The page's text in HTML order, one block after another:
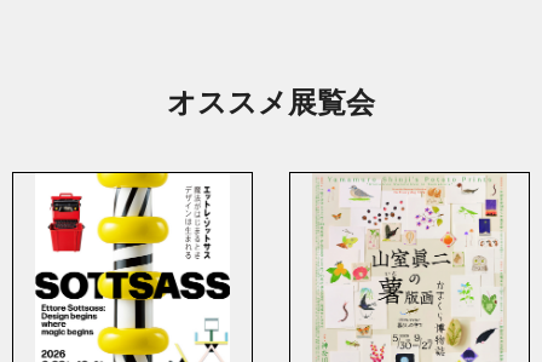
オススメ展覧会